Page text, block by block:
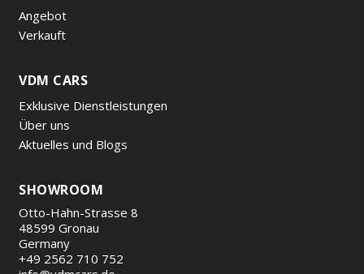
Angebot
Verkauft
VDM CARS
Exklusive Dienstleistungen
Über uns
Aktuelles und Blogs
SHOWROOM
Otto-Hahn-Strasse 8
48599 Gronau
Germany
+49 2562 710 752